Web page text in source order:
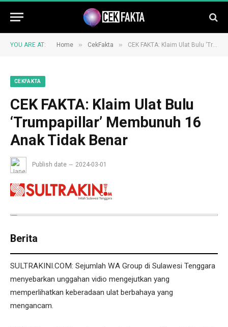
YOU ARE AT: Home » CekFakta » CEK FAKTA: Klaim Ulat Bulu ‘Trumpapillar’ Membunuh 16 Anak Tidak Benar
CEKFAKTA
CEK FAKTA: Klaim Ulat Bulu
‘Trumpapillar’ Membunuh 16
Anak Tidak Benar
Publish date 2024-03-01
Berita
SULTRAKINI.COM: Sejumlah WA Group di Sulawesi Tenggara
menyebarkan unggahan vidio mengejutkan yang
memperlihatkan keberadaan ulat berbahaya yang
mengancam.